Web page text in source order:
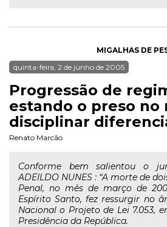
MIGALHAS DE
quinta-feira, 2 de junho de 2005
Progressão de
estando o preso no
disciplinar
Renato Marcão
Conforme bem salientou o
ADEILDO NUNES : “A morte de
Penal, no mês de março de
Espírito Santo, fez ressurgir no
Nacional o Projeto de Lei 7.053,
Presidência da República.